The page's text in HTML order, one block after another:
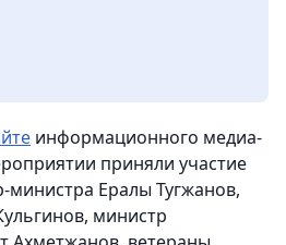
информационного медиа-
приняли участие
министра Ералы Тугжанов,
министр